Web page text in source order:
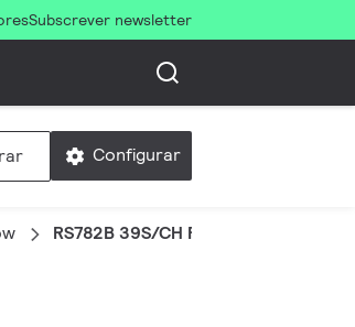
Subscrever newsletter
Configurar
RS782B 39S/CH PSU-E HWB FG WH